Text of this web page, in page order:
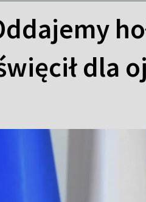
dla